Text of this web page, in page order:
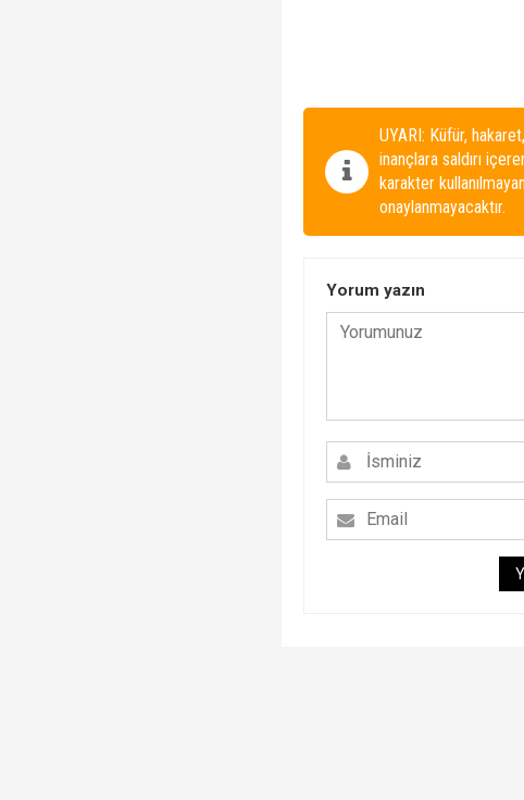
UYARI: Küfür,
inançlara saldırı
karakter
onaylanmayacaktır.
Yorum yazın